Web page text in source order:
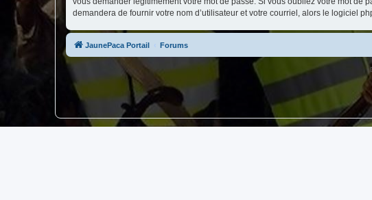
demandera de fournir votre nom d’utilisateur et votre courriel, alors le logiciel
JaunePaca Portail Forums